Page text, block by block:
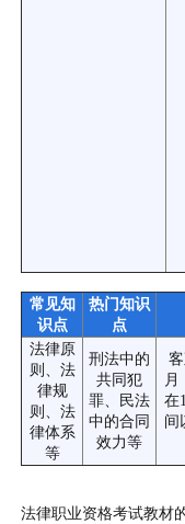
常见知
识点
热门知识
点
法律原
则、法
律规
则、法
律体系
等
刑法中的
共同犯
罪、民法
中的合同
效力等
在
间
法律职业资格考试教材